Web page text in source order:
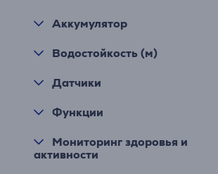
Аккумулятор
Водостойкость (м)
Датчики
Функции
активности